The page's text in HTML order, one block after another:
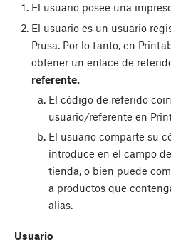
El usuario posee una
El usuario es un usuario
Prusa. Por lo tanto, en
obtener un enlace de
referente.
El código de referido
usuario/referente en
El usuario comparte su
introduce en el campo
tienda, o bien puede
a productos que
alias.
Usuario